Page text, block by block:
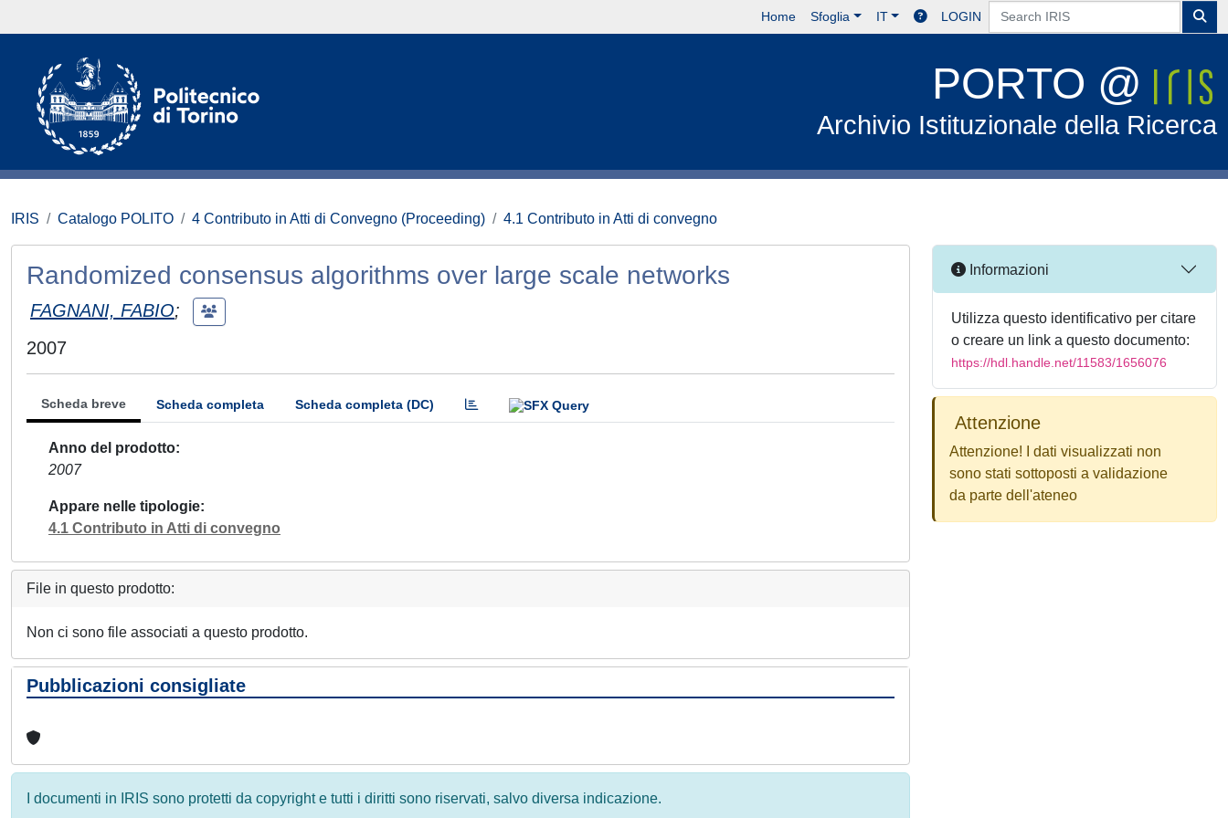
Home Sfoglia IT LOGIN
PORTO @
Archivio Istituzionale della Ricerca
IRIS Catalogo POLITO 4 Contributo in Atti di Convegno (Proceeding) 4.1 Contributo in Atti di convegno
Randomized consensus algorithms over large scale networks
FAGNANI, FABIO;
2007
Scheda breve Scheda completa Scheda completa (DC)
Anno del prodotto
2007
Appare nelle tipologie
4.1 Contributo in Atti di convegno
File in questo prodotto:
Non ci sono file associati a questo prodotto.
Pubblicazioni consigliate
I documenti in IRIS sono protetti da copyright e tutti i diritti sono riservati, salvo diversa indicazione.
Informazioni
Utilizza questo identificativo per citare
o creare un link a questo documento:
https://hdl.handle.net/11583/1656076
Attenzione
Attenzione! I dati visualizzati non
sono stati sottoposti a validazione
da parte dell'ateneo